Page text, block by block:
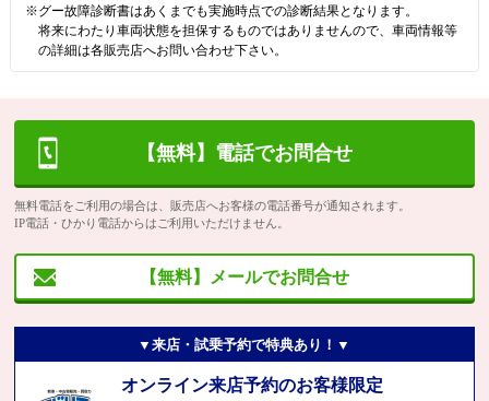
※グー故障診断書はあくまでも実施時点での診断結果となります。
将来にわたり車両状態を担保するものではありませんので、車両情報等
の詳細は各販売店へお問い合わせ下さい。
【無料】電話でお問合せ
無料電話をご利用の場合は、販売店へお客様の電話番号が通知されます。
IP電話・ひかり電話からはご利用いただけません。
【無料】メールでお問合せ
▼来店・試乗予約で特典あり！▼
オンライン来店予約のお客様限定